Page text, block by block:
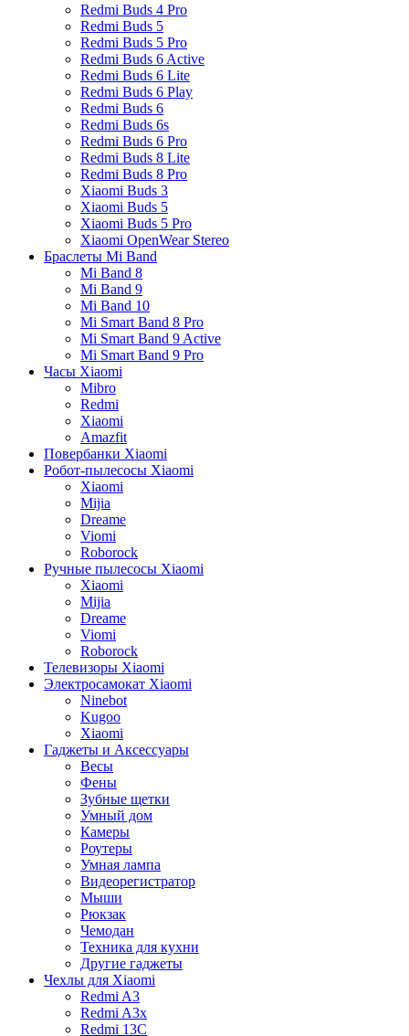
Redmi Buds 4 Pro
Redmi Buds 5
Redmi Buds 5 Pro
Redmi Buds 6 Active
Redmi Buds 6 Lite
Redmi Buds 6 Play
Redmi Buds 6
Redmi Buds 6s
Redmi Buds 6 Pro
Redmi Buds 8 Lite
Redmi Buds 8 Pro
Xiaomi Buds 3
Xiaomi Buds 5
Xiaomi Buds 5 Pro
Xiaomi OpenWear Stereo
Браслеты Mi Band
Mi Band 8
Mi Band 9
Mi Band 10
Mi Smart Band 8 Pro
Mi Smart Band 9 Active
Mi Smart Band 9 Pro
Часы Xiaomi
Mibro
Redmi
Xiaomi
Amazfit
Повербанки Xiaomi
Робот-пылесосы Xiaomi
Xiaomi
Mijia
Dreame
Viomi
Roborock
Ручные пылесосы Xiaomi
Xiaomi
Mijia
Dreame
Viomi
Roborock
Телевизоры Xiaomi
Электросамокат Xiaomi
Ninebot
Kugoo
Xiaomi
Гаджеты и Аксессуары
Весы
Фены
Зубные щетки
Умный дом
Камеры
Роутеры
Умная лампа
Видеорегистратор
Мыши
Рюкзак
Чемодан
Техника для кухни
Другие гаджеты
Чехлы для Xiaomi
Redmi A3
Redmi A3x
Redmi 13C